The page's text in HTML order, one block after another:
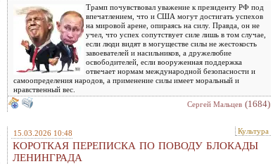
Трамп почувствовал уважение к президенту РФ под
впечатлением, что и США могут достигать успехов
на мировой арене, опираясь на силу. Правда, он не
учел, что успех сопутствует силе лишь в том случае,
если люди видят в могуществе силы не жестокость
завоевателей и насильников, а дружелюбие
освободителей, если вооруженная поддержка
отвечает нормам международной безопасности и
самоопределения народов, а применение силы имеет моральный и
нравственный вес.
Сергей Мальцев (1684)
15.03.2026 10:48 Культура
КОРОТКАЯ ПЕРЕПИСКА ПО ПОВОДУ БЛОКАДЫ
ЛЕНИНГРАДА